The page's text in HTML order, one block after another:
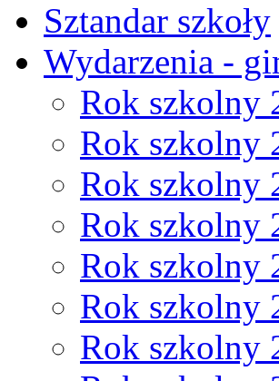
Sztandar szkoły
Wydarzenia -
Rok szkolny
Rok szkolny
Rok szkolny
Rok szkolny
Rok szkolny
Rok szkolny
Rok szkolny